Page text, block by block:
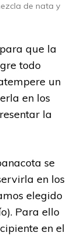
de nata y
que la
todo
un
en los
la
se
en los
elegido
Para ello
en el